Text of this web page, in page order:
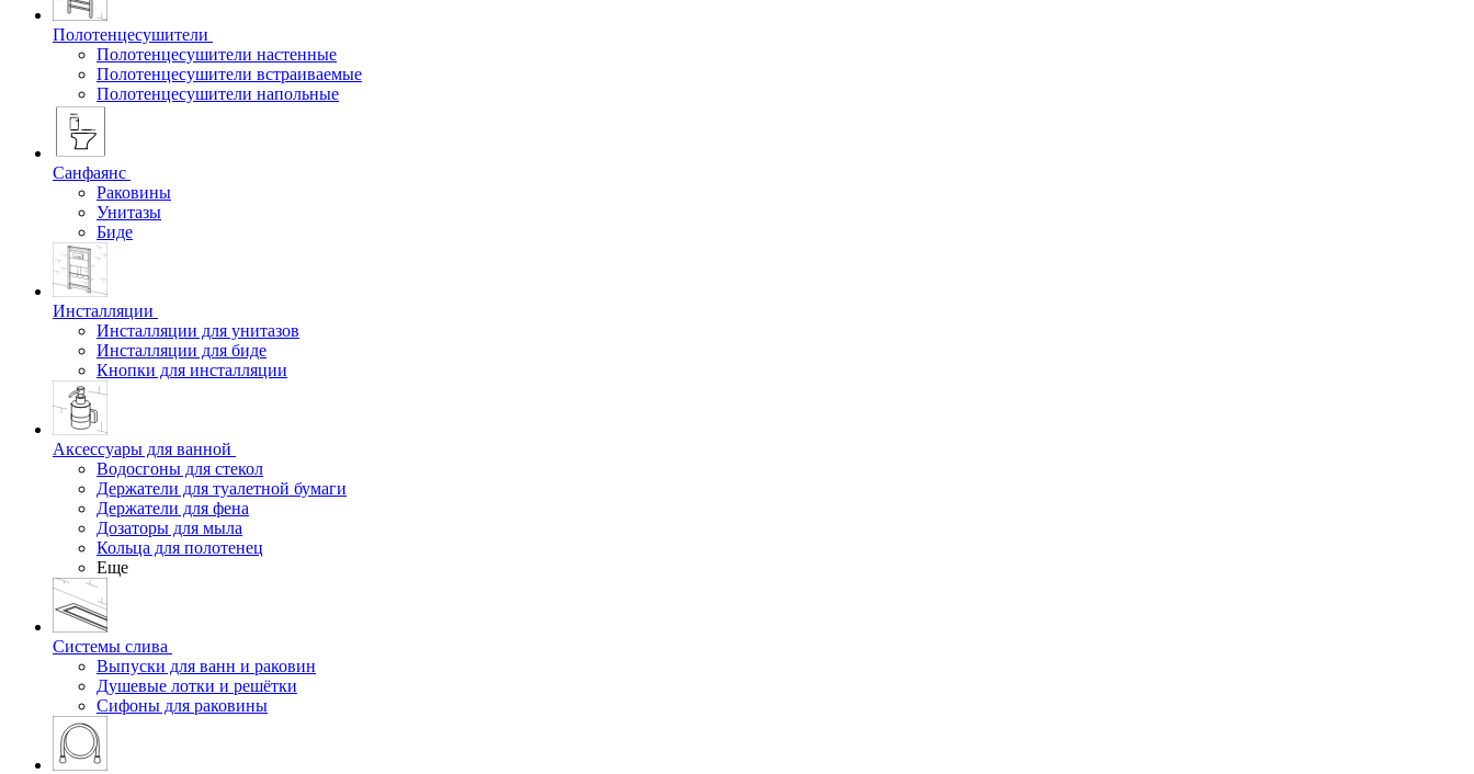
Полотенцесушители
Полотенцесушители настенные
Полотенцесушители встраиваемые
Полотенцесушители напольные
Санфаянс
Раковины
Унитазы
Биде
Инсталляции
Инсталляции для унитазов
Инсталляции для биде
Кнопки для инсталляции
Аксессуары для ванной
Водосгоны для стекол
Держатели для туалетной бумаги
Держатели для фена
Дозаторы для мыла
Кольца для полотенец
Еще
Системы слива
Выпуски для ванн и раковин
Душевые лотки и решётки
Сифоны для раковины